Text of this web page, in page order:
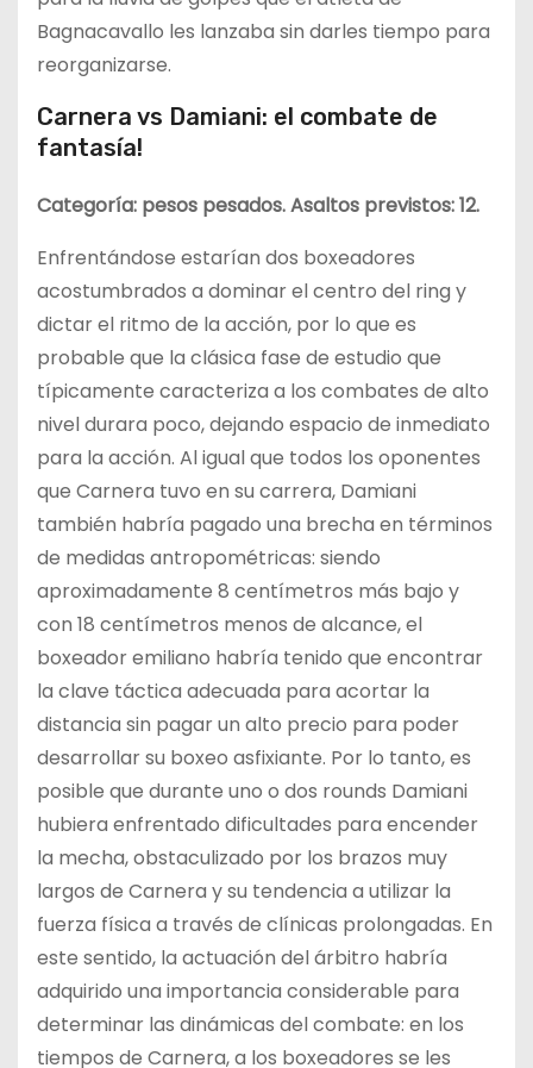
Bagnacavallo les lanzaba sin darles tiempo para
reorganizarse.
Carnera vs Damiani: el combate de
fantasía!
Categoría: pesos pesados. Asaltos previstos: 12.
Enfrentándose estarían dos boxeadores
acostumbrados a dominar el centro del ring y
dictar el ritmo de la acción, por lo que es
probable que la clásica fase de estudio que
típicamente caracteriza a los combates de alto
nivel durara poco, dejando espacio de inmediato
para la acción. Al igual que todos los oponentes
que Carnera tuvo en su carrera, Damiani
también habría pagado una brecha en términos
de medidas antropométricas: siendo
aproximadamente 8 centímetros más bajo y
con 18 centímetros menos de alcance, el
boxeador emiliano habría tenido que encontrar
la clave táctica adecuada para acortar la
distancia sin pagar un alto precio para poder
desarrollar su boxeo asfixiante. Por lo tanto, es
posible que durante uno o dos rounds Damiani
hubiera enfrentado dificultades para encender
la mecha, obstaculizado por los brazos muy
largos de Carnera y su tendencia a utilizar la
fuerza física a través de clínicas prolongadas. En
este sentido, la actuación del árbitro habría
adquirido una importancia considerable para
determinar las dinámicas del combate: en los
tiempos de Carnera, a los boxeadores se les